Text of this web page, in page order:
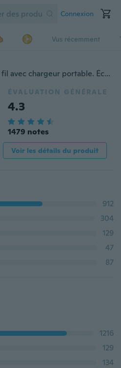
Connexion
Vus récemment
Véritables écouteurs sans fil avec chargeur portable. Écouteurs Bluetooth A-TION® Les plus petits mini-écouteurs mains libres sans fil Casque avec micro et réduction du bruit
ÉVALUATION GÉNÉRALE
4.3
1479 notes
Voir les détails du produit
912
304
129
47
87
1216
129
134